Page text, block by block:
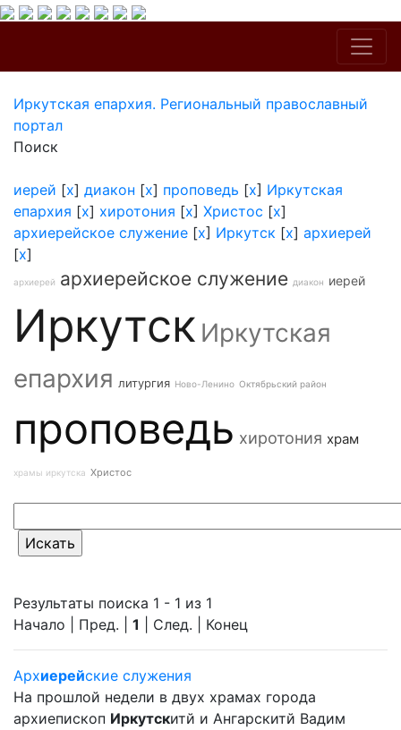
Иркутская епархия. Региональный православный
портал
Поиск
иерей [x] диакон [x] проповедь [x] Иркутская
епархия [x] хиротония [x] Христос [x]
архиерейское служение [x] Иркутск [x] архиерей
[x]
архиерей архиерейское служение диакон иерей
Иркутск Иркутская
епархия литургия Ново-Ленино Октябрьский район
проповедь хиротония храм
храмы иркутска Христос
Результаты поиска 1 - 1 из 1
Начало | Пред. | 1 | След. | Конец
Архиерейские служения
На прошлой недели в двух храмах города
архиепископ Иркутскитй и Ангарскитй Вадим